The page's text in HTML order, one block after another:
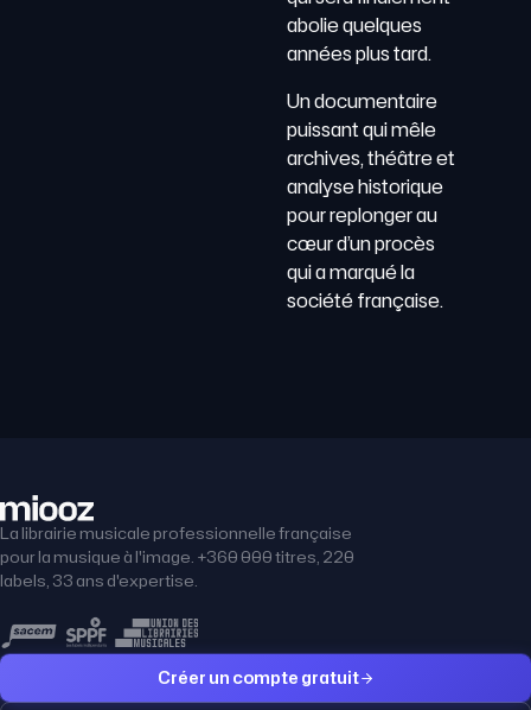
abolie quelques
années plus tard.
Un documentaire
puissant qui mêle
archives, théâtre et
analyse historique
pour replonger au
cœur d’un procès
qui a marqué la
société française.
La librairie musicale professionnelle française
pour la musique à l'image. +360 000 titres, 220
labels, 33 ans d'expertise.
Créer un compte gratuit